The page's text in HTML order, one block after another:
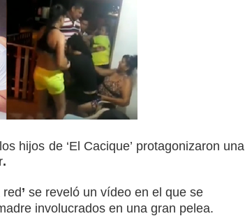
hijos de ‘El Cacique’ protagonizaron una
.
red’ se reveló un vídeo en el que se
involucrados en una gran pelea.